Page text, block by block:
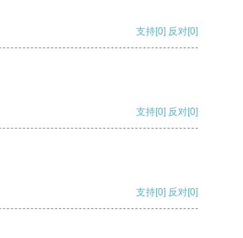
支持[0] 反对[0]
支持[0] 反对[0]
支持[0] 反对[0]